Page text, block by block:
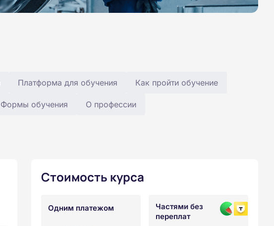
Платформа для обучения Как пройти обучение
Формы обучения О профессии
Стоимость курса
Одним платежом
Частями без
переплат